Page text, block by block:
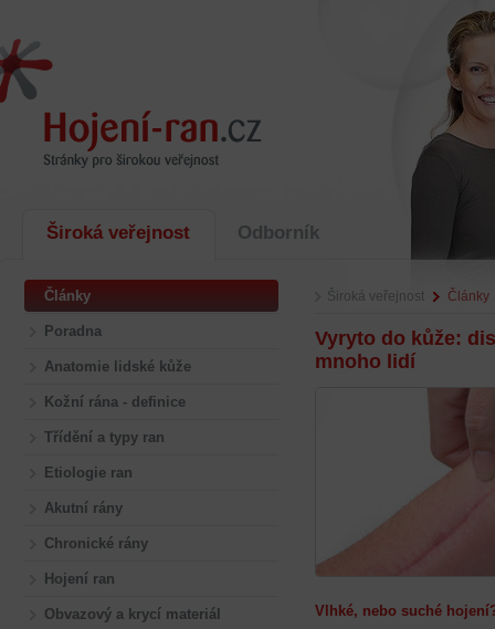
Široká veřejnost Odborník
Široká veřejnost Články
Vyryto do kůže:
mnoho lidí
Vlhké, nebo suché
Články
Poradna
Anatomie lidské kůže
Kožní rána - definice
Třídění a typy ran
Etiologie ran
Akutní rány
Chronické rány
Hojení ran
Obvazový a krycí materiál